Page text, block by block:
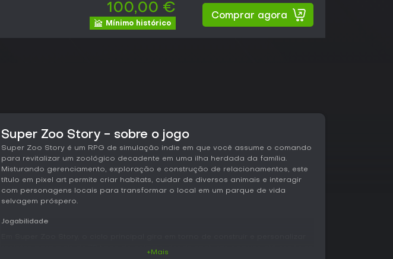
100,00 €
Mínimo histórico
Comprar agora
Super Zoo Story - sobre o jogo
Super Zoo Story é um RPG de simulação indie em que você assume o comando
para revitalizar um zoológico decadente em uma ilha herdada da família.
Misturando gerenciamento, exploração e construção de relacionamentos, este
título em pixel art permite criar habitats, cuidar de diversos animais e interagir
com personagens locais para transformar o local em um parque de vida
selvagem próspero.
Jogabilidade
+Mais